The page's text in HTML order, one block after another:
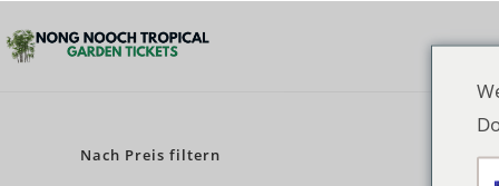
Nach Preis filtern